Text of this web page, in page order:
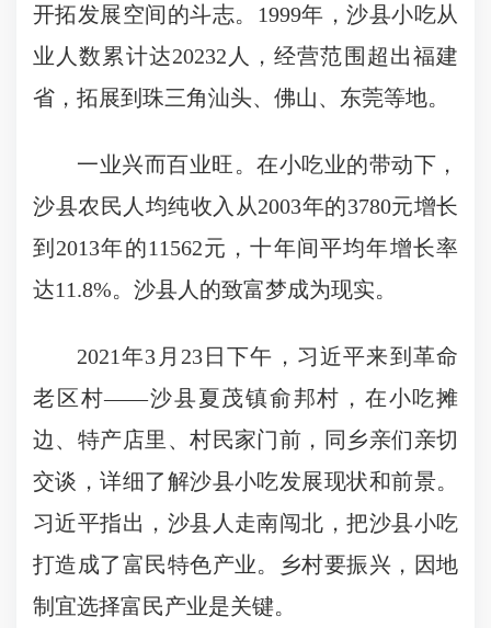
开拓发展空间的斗志。1999年，沙县小吃从
业人数累计达20232人，经营范围超出福建
省，拓展到珠三角汕头、佛山、东莞等地。
一业兴而百业旺。在小吃业的带动下，
沙县农民人均纯收入从2003年的3780元增长
到2013年的11562元，十年间平均年增长率
达11.8%。沙县人的致富梦成为现实。
2021年3月23日下午，习近平来到革命
老区村——沙县夏茂镇俞邦村，在小吃摊
边、特产店里、村民家门前，同乡亲们亲切
交谈，详细了解沙县小吃发展现状和前景。
习近平指出，沙县人走南闯北，把沙县小吃
打造成了富民特色产业。乡村要振兴，因地
制宜选择富民产业是关键。